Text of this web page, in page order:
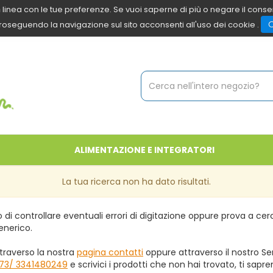
con le tue preferenze. Se vuoi saperne di più o negare il
la navigazione sul sito acconsenti all'uso dei cookie .
Cerca
Prodotto
ALIMENTAZIONE E INTEGRATORI
La tua ricerca non ha dato risultati.
di controllare eventuali errori di digitazione oppure prova a
la nostra pagina contatti oppure attraverso il nostro
3341480249 e scrivici i prodotti che non hai trovato, ti